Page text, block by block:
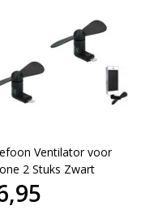
Ventilator voor
2 Stuks Zwart